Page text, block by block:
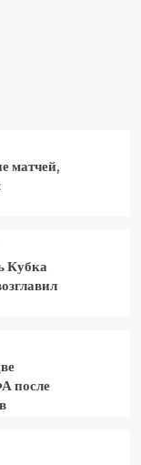
матчей,
Кубка
после